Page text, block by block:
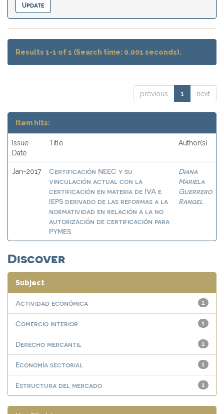
Results 1-1 of 1 (Search time: 0.001 seconds).
previous 1 next
Item hits:
Issue
Date
Title Author(s)
Jan-2017
Certificación NEEC y su
vinculación actual con la
certificación en materia de IVA e
IEPS derivado de las reformas a la
normatividad en relación a la no
autorización de certificación para
PYMES
Diana
Mariela
Guerrero
Rangel
Discover
Subject
1
Actividad económica
1
Comercio interior
1
Derecho mercantil
1
Economía sectorial
1
Estructura del mercado